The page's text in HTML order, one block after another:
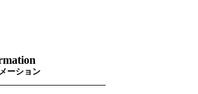
ーション